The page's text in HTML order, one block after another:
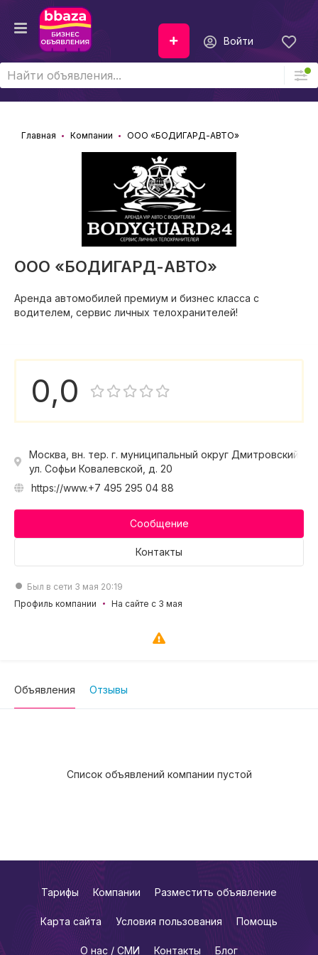
Войти
Главная Компании ООО «БОДИГАРД-АВТО»
ООО «БОДИГАРД-АВТО»
Аренда автомобилей премиум и бизнес класса с
водителем, сервис личных телохранителей!
0,0
Москва, вн. тер. г. муниципальный округ Дмитровский,
ул. Софьи Ковалевской, д. 20
https://www.+7 495 295 04 88
Сообщение
Контакты
Был в сети 3 мая 20:19
Профиль компании
На сайте с 3 мая
Объявления Отзывы
Список объявлений компании пустой
Тарифы Компании Разместить объявление
Карта сайта Условия пользования Помощь
О нас / СМИ Контакты Блог